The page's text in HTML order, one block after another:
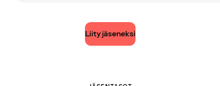
Liity jäseneksi